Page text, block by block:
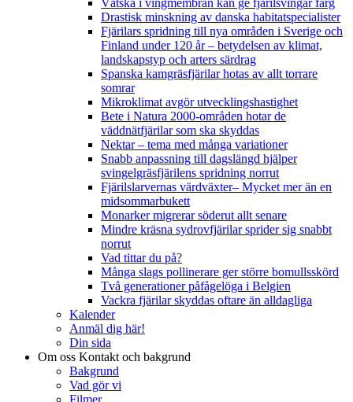
Drastisk minskning av danska habitatspecialister
Fjärilars spridning till nya områden i Sverige och
Finland under 120 år– betydelsen av klimat,
landskapstyp och arters särdrag
Spanska kamgräsfjärilar hotas av allt torrare
somrar
Mikroklimat avgör utvecklingshastighet
Bete i Natura 2000-områden hotar de
väddnätfjärilar som ska skyddas
Nektar – tema med många variationer
Snabb anpassning till dagslängd hjälper
svingelgräsfjärilens spridning norrut
Fjärilslarvernas värdväxter– Mycket mer än en
midsommarbukett
Monarker migrerar söderut allt senare
Mindre kräsna sydrovfjärilar sprider sig snabbt
norrut
Vad tittar du på?
Många slags pollinerare ger större bomullsskörd
Två generationer påfågelöga i Belgien
Vackra fjärilar skyddas oftare än alldagliga
Kalender
Anmäl dig här!
Din sida
Om oss Kontakt och bakgrund
Bakgrund
Vad gör vi
Filmer